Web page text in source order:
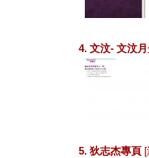
4. 文汶- 文汶
5. 狄志杰專頁